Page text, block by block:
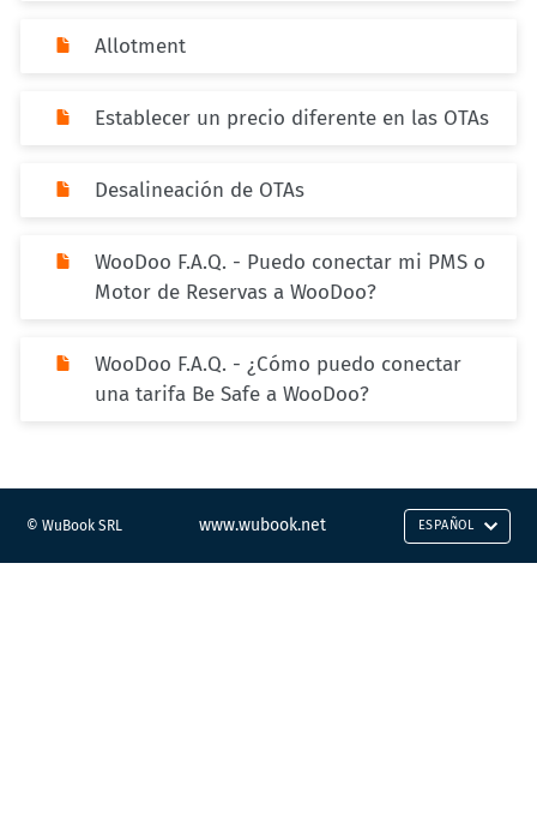
Allotment
Establecer un precio diferente en las OTAs
Desalineación de OTAs
WooDoo F.A.Q. - Puedo conectar mi PMS o
Motor de Reservas a WooDoo?
WooDoo F.A.Q. - ¿Cómo puedo conectar
una tarifa Be Safe a WooDoo?
© WuBook SRL www.wubook.net ESPAÑOL